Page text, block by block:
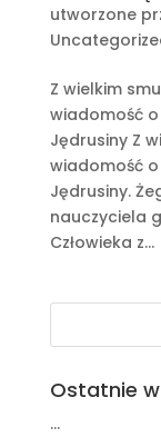
utworzone
Z wielkim
wiadomość
Jędrusiny Z
wiadomość
Jędrusiny.
nauczyciela
Człowieka z...
Ostatnie
…